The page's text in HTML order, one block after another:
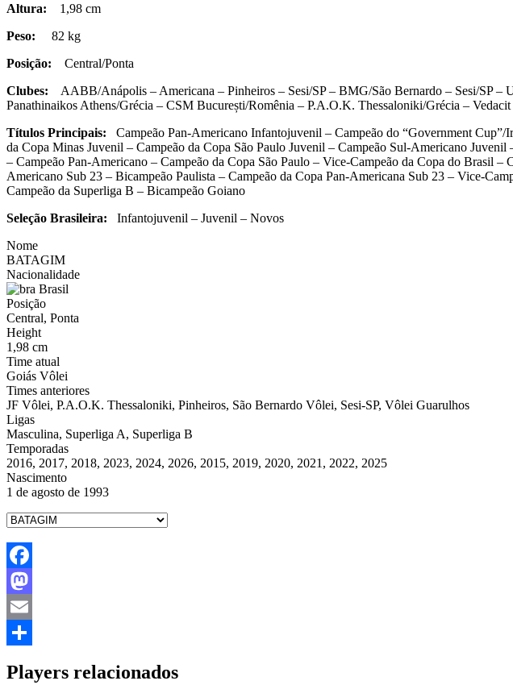
Altura: 1,98 cm
Peso: 82 kg
Posição: Central/Ponta
Clubes: AABB/Anápolis – Americana – Pinheiros – Sesi/SP – BMG/São Bernardo – Sesi/SP –
Panathinaikos Athens/Grécia – CSM București/Romênia – P.A.O.K. Thessaloniki/Grécia –
Títulos Principais: Campeão Pan-Americano Infantojuvenil – Campeão do “Government
da Copa Minas Juvenil – Campeão da Copa São Paulo Juvenil – Campeão Sul-Americano
– Campeão Pan-Americano – Campeão da Copa São Paulo – Vice-Campeão da Copa do Brasil
Americano Sub 23 – Bicampeão Paulista – Campeão da Copa Pan-Americana Sub 23 – Vice-
Campeão da Superliga B – Bicampeão Goiano
Seleção Brasileira: Infantojuvenil – Juvenil – Novos
Nome
BATAGIM
Nacionalidade
Brasil
Posição
Central, Ponta
Height
1,98 cm
Time atual
Goiás Vôlei
Times anteriores
JF Vôlei, P.A.O.K. Thessaloniki, Pinheiros, São Bernardo Vôlei, Sesi-SP, Vôlei Guarulhos
Ligas
Masculina, Superliga A, Superliga B
Temporadas
2016, 2017, 2018, 2023, 2024, 2026, 2015, 2019, 2020, 2021, 2022, 2025
Nascimento
1 de agosto de 1993
Facebook
Mastodon
Email
Players relacionados